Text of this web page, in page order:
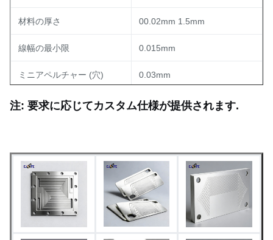
材料の厚さ 00.02mm 1.5mm
線幅の最小限 0.015mm
ミニアペルチャー (穴) 0.03mm
次元容量 ±0.03 mm (均一性)
表面塗装
刻印,消化,またはオーダーメイ
ドの表面処理
注: 要求に応じてカスタム仕様が提供されます.